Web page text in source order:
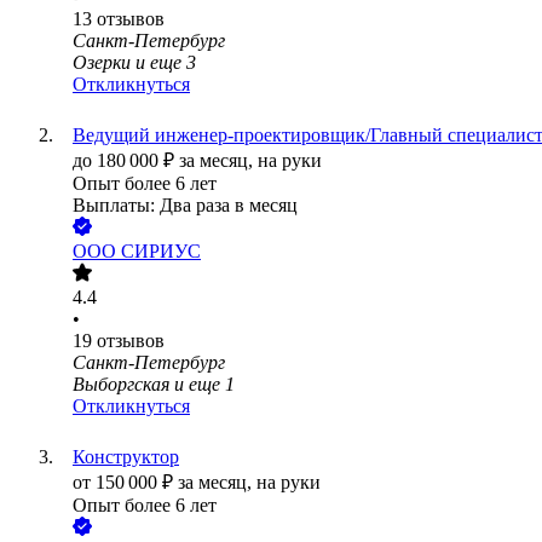
13 отзывов
Санкт-Петербург
Озерки и еще 3
Откликнуться
Ведущий инженер-проектировщик/Главный
до 180 000 ₽ за месяц, на руки
Опыт более 6 лет
Выплаты: Два раза в месяц
ООО СИРИУС
4.4
•
19 отзывов
Санкт-Петербург
Выборгская и еще 1
Откликнуться
Конструктор
от 150 000 ₽ за месяц, на руки
Опыт более 6 лет